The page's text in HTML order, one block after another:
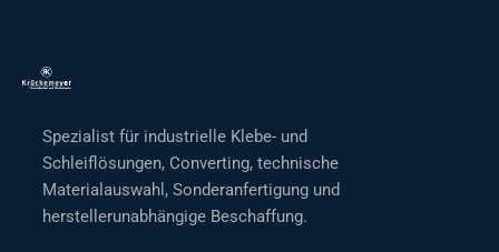
Spezialist für industrielle Klebe- und
Schleiflösungen, Converting, technische
Materialauswahl, Sonderanfertigung und
herstellerunabhängige Beschaffung.